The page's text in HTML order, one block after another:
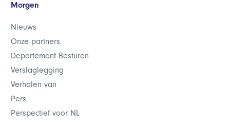
Morgen
Nieuws
Onze partners
Departement Besturen
Verslaglegging
Verhalen van
Pers
Perspectief voor NL